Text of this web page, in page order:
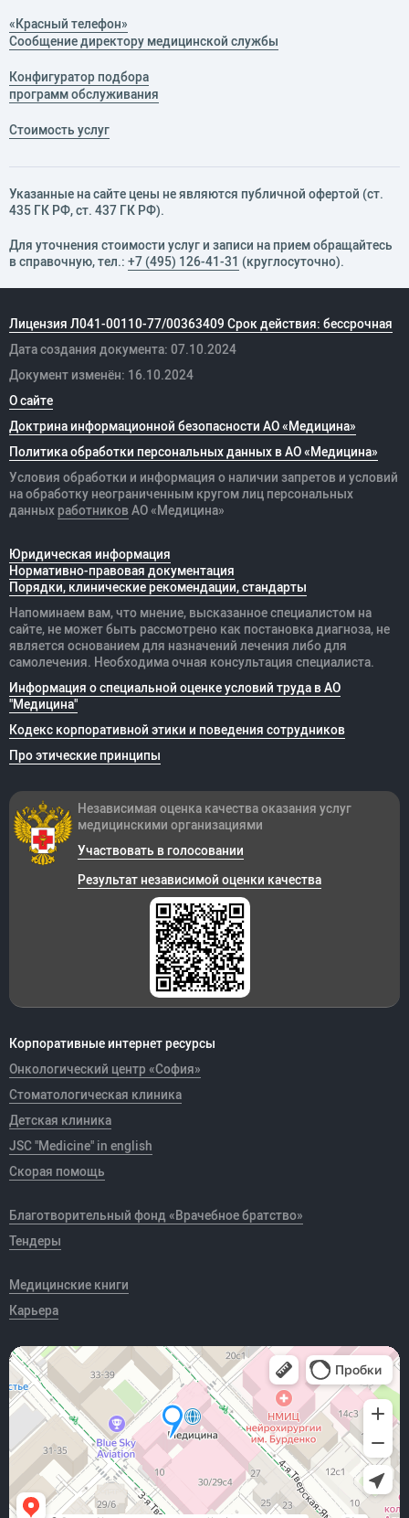
«Красный телефон»
Сообщение директору медицинской службы
Конфигуратор подбора
программ обслуживания
Стоимость услуг
Указанные на сайте цены не являются публичной офертой (ст.
435 ГК РФ, cт. 437 ГК РФ).
Для уточнения стоимости услуг и записи на прием обращайтесь
в справочную, тел.: +7 (495) 126-41-31 (круглосуточно).
Лицензия Л041-00110-77/00363409 Срок действия: бессрочная
Дата создания документа: 07.10.2024
Документ изменён: 16.10.2024
О сайте
Доктрина информационной безопасности АО «Медицина»
Политика обработки персональных данных в АО «Медицина»
Условия обработки и информация о наличии запретов и условий
на обработку неограниченным кругом лиц персональных
данных работников АО «Медицина»
Юридическая информация
Нормативно-правовая документация
Порядки, клинические рекомендации, стандарты
Напоминаем вам, что мнение, высказанное специалистом на
сайте, не может быть рассмотрено как постановка диагноза, не
является основанием для назначений лечения либо для
самолечения. Необходима очная консультация специалиста.
Информация о специальной оценке условий труда в АО
"Медицина"
Кодекс корпоративной этики и поведения сотрудников
Про этические принципы
Корпоративные интернет ресурсы
Онкологический центр «София»
Стоматологическая клиника
Детская клиника
JSC "Medicine" in english
Скорая помощь
Благотворительный фонд «Врачебное братство»
Тендеры
Медицинские книги
Карьера
Независимая оценка качества оказания услуг
медицинскими организациями
Участвовать в голосовании
Результат независимой оценки качества